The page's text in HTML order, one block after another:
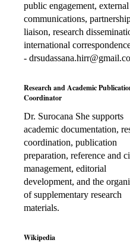
public engagement, external
communications,
liaison, research
international
-
Research and Academic
Coordinator
Dr. Surocana She supports
academic documentation,
coordination, publication
preparation, reference and
management, editorial
development, and the
of supplementary research
materials.
Wikipedia